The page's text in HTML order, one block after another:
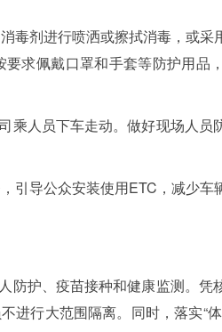
毒剂进行喷洒或擦拭消毒，或采
求佩戴口罩和手套等防护用品
乘人员下车走动。做好现场人员
引导公众安装使用ETC，减少车
防护、疫苗接种和健康监测。凭
行大范围隔离。同时，落实“